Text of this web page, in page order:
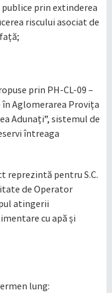
prin extinderea
riscului asociat de
prin PH-CL-09 –
în Aglomerarea Provița
Adunați”, sistemul de
întreaga
reprezintă pentru S.C.
de Operator
atingerii
cu apă și
lung: